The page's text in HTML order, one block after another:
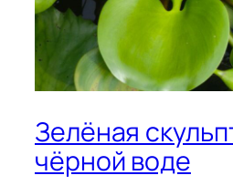
Зелёная
чёрной воде